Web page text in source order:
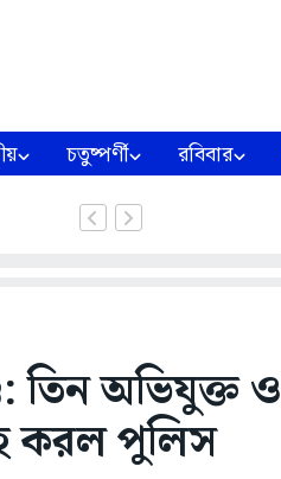
চতুষ্পর্ণী রবিবার
তিন অভিযুক্ত ও
করল পুলিস